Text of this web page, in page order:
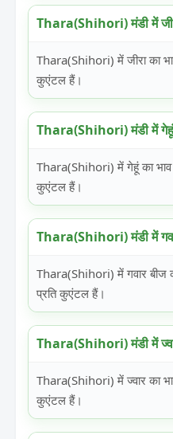
Thara(Shihori) मंडी में
Thara(Shihori) में जीरा का
कुएंटल हैं।
Thara(Shihori) मंडी में गेहूं
Thara(Shihori) में गेहूं का
कुएंटल हैं।
Thara(Shihori) मंडी में
Thara(Shihori) में गवार
प्रति कुएंटल हैं।
Thara(Shihori) मंडी में
Thara(Shihori) में ज्वार का
कुएंटल हैं।